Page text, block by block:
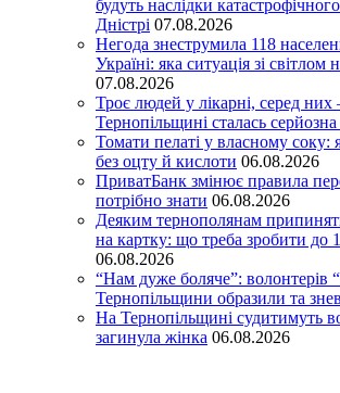
будуть наслідки
Дністрі 07.08.2026
Негода знеструмила 118
Україні: яка ситуація зі світлом
07.08.2026
Троє людей у лікарні, серед них
Тернопільщині сталась серйозна
Томати пелаті у власному соку:
без оцту й кислоти 06.08.2026
ПриватБанк змінює правила
потрібно знати 06.08.2026
Деяким тернополянам
на картку: що треба зробити до
06.08.2026
“Нам дуже боляче”: волонтерів
Тернопільщини образили та
На Тернопільщині судитимуть
загинула жінка 06.08.2026